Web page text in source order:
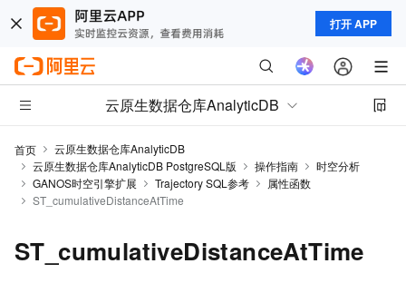
打开 APP
云原生数据仓库AnalyticDB
首页
云原生数据仓库AnalyticDB
云原生数据仓库AnalyticDB PostgreSQL版
操作指南
时空分析
GANOS时空引擎扩展
Trajectory SQL参考
属性函数
ST_cumulativeDistanceAtTime
ST_cumulativeDistanceAtTime